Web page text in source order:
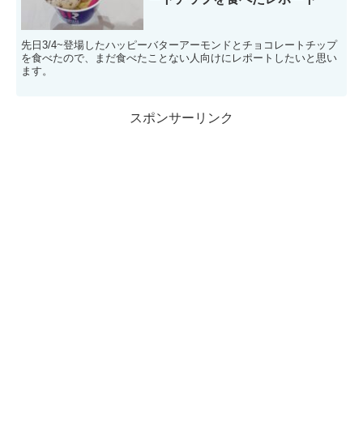
先日3/4~登場したハッピーバターアーモンドとチョコレートチップ
を食べたので、まだ食べたことない人向けにレポートしたいと思い
ます。
スポンサーリンク